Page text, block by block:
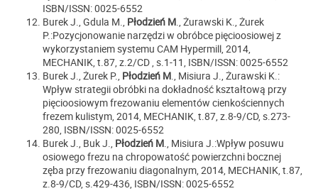
ISBN/ISSN: 0025-6552
Burek J., Gdula M.,
Płodzień M ., Żurawski K., Żurek
P.:Pozycjonowanie narzędzi w obróbce pięcioosiowej z
wykorzystaniem systemu CAM Hypermill, 2014,
MECHANIK, t.87, z.2/CD , s.1-11, ISBN/ISSN: 0025-6552
Burek J., Żurek P., Płodzień M ., Misiura J., Żurawski K.:
Wpływ strategii obróbki na dokładność kształtową przy
pięcioosiowym frezowaniu elementów cienkościennych
frezem kulistym, 2014, MECHANIK, t.87, z.8-9/CD, s.273-
280, ISBN/ISSN: 0025-6552
Burek J., Buk J., Płodzień M ., Misiura J.:Wpływ posuwu
osiowego frezu na chropowatość powierzchni bocznej
zęba przy frezowaniu diagonalnym, 2014, MECHANIK, t.87,
z.8-9/CD, s.429-436, ISBN/ISSN: 0025-6552